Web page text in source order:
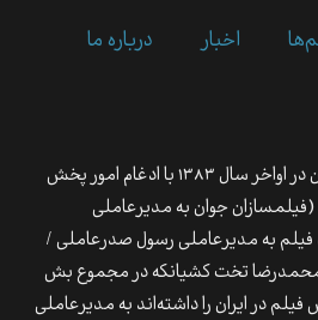
اخبار درباره ما
با ادغام امور پخش
جوان به مدیرعاملی
به مدیرعاملی رسول صدرعاملی /
محمدرضا تخت کشیانکه در مجموع بش